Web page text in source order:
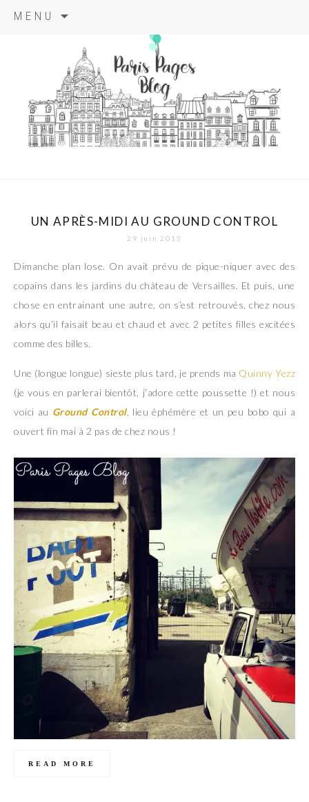
MENU
principal
paris pages
blog
UN APRÈS-MIDI AU GROUND CONTROL
29 juin 2015
Dimanche plan lose. On avait prévu de pique-niquer avec des
copains dans les jardins du château de Versailles. Et puis, une
chose en entrainant une autre, on s’est retrouvés, chez nous
alors qu’il faisait beau et chaud et avec 2 petites filles excitées
comme des billes.
Une (longue longue) sieste plus tard, je prends ma Quinny Yezz
(je vous en parlerai bientôt, j’adore cette poussette !) et nous
voici au Ground Control, lieu éphémère et un peu bobo qui a
ouvert fin mai à 2 pas de chez nous !
READ MORE